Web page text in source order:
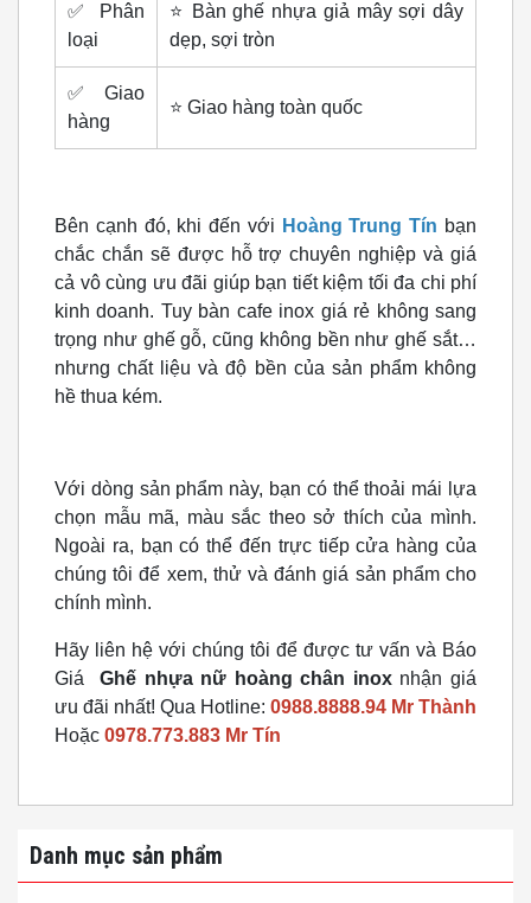
✅ Phân
loại
⭐️ Bàn ghế nhựa giả mây sợi dây
dẹp, sợi tròn
✅ Giao
hàng
⭐️ Giao hàng toàn quốc
Bên cạnh đó, khi đến với Hoàng Trung Tín bạn
chắc chắn sẽ được hỗ trợ chuyên nghiệp và giá
cả vô cùng ưu đãi giúp bạn tiết kiệm tối đa chi phí
kinh doanh. Tuy bàn cafe inox giá rẻ không sang
trọng như ghế gỗ, cũng không bền như ghế sắt…
nhưng chất liệu và độ bền của sản phẩm không
hề thua kém.
Với dòng sản phẩm này, bạn có thể thoải mái lựa
chọn mẫu mã, màu sắc theo sở thích của mình.
Ngoài ra, bạn có thể đến trực tiếp cửa hàng của
chúng tôi để xem, thử và đánh giá sản phẩm cho
chính mình.
Hãy liên hệ với chúng tôi để được tư vấn và Báo
Giá
Ghế nhựa nữ hoàng chân inox nhận giá
ưu đãi nhất! Qua Hotline: 0988.8888.94 Mr Thành
Hoặc 0978.773.883 Mr Tín
Danh mục sản phẩm